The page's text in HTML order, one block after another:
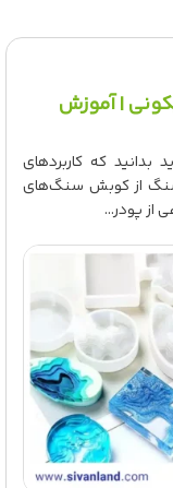
| آموزش
که کاربردهای
از کوبش سنگ‌های
پودر...